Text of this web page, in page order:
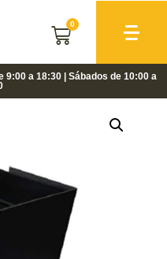
0
9:00 a 18:30 | Sábados de 10:00 a